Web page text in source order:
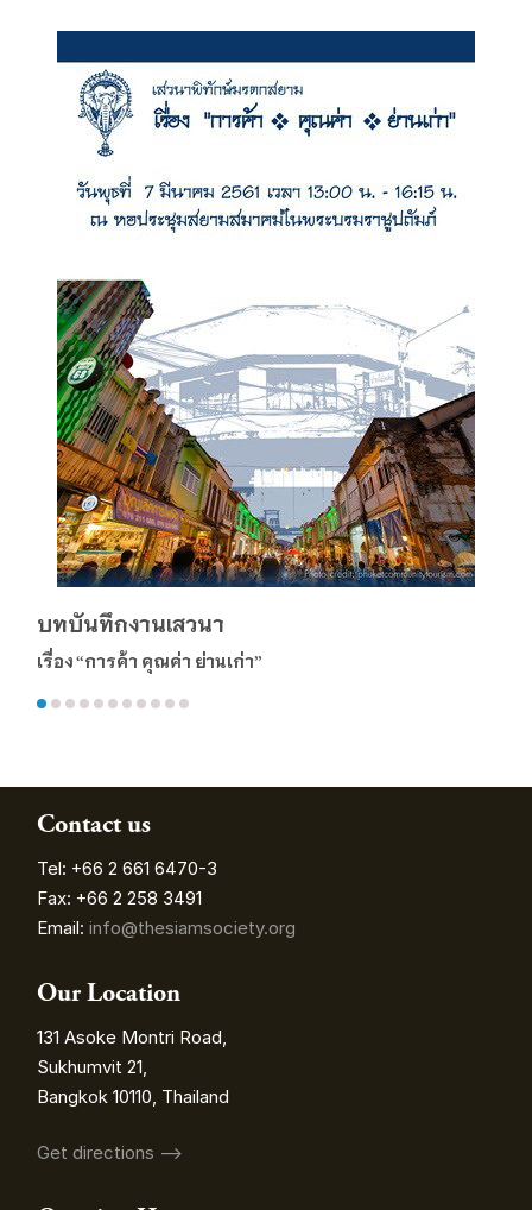
บทบันทึกงานเสวนา
เรื่อง “การค้า คุณค่า ย่านเก่า”
Contact us
Tel: +66 2 661 6470-3
Fax: +66 2 258 3491
Email:info@thesiamsociety.org
Our Location
131 Asoke Montri Road,
Sukhumvit 21,
Bangkok 10110, Thailand
Get directions ⟶